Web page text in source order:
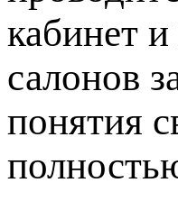
кабинет
салонов
понятия